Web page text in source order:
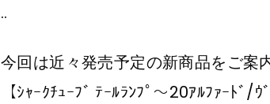
..
今回は近々発売予定の新商品をご案
【ｼｬｰｸﾁｭｰﾌﾞ ﾃｰﾙﾗﾝﾌﾟ～20ｱﾙﾌｧｰﾄﾞ/ｳ